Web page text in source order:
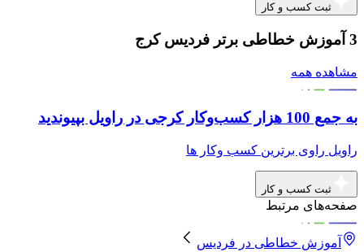
ثبت کسب و کار
3 آموزش خطاطی برتر فردیس کرج
مشاهده همه
به جمع 100 هزار کسب‌وکار کرجی در راویل بپیوندید
راویل راوی برترین کسب وکار ها
ثبت کسب و کار
صفحه‌های مرتبط
آموزش خطاطی در فردیس